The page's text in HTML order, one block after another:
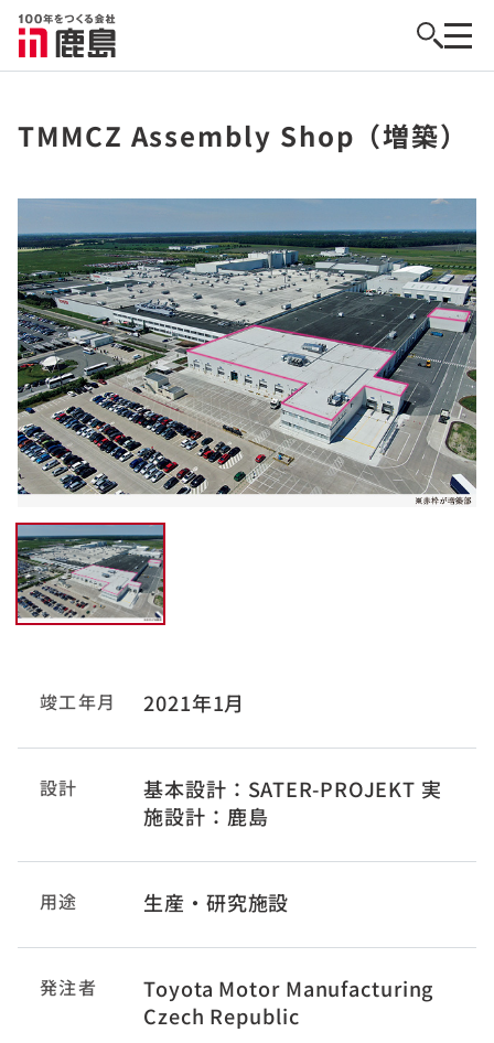
TMMCZ Assembly Shop（増築）
竣工年月 2021年1月
設計
基本設計：SATER-PROJEKT 実
施設計：鹿島
用途 生産・研究施設
発注者
Toyota Motor Manufacturing
Czech Republic